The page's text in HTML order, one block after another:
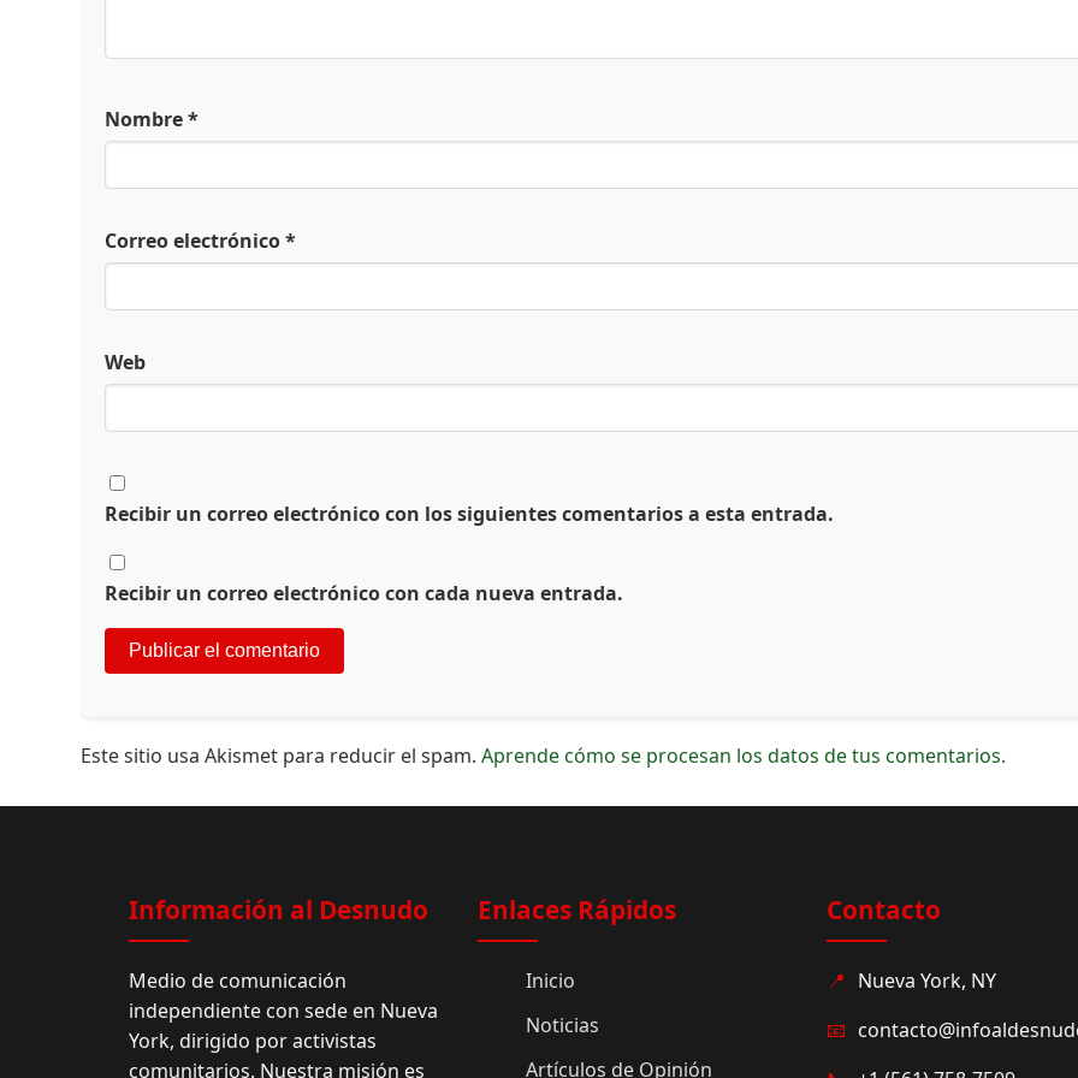
Nombre*
Correo electrónico*
Web
Recibir un correo electrónico con los siguientes comentarios a esta entrada.
Recibir un correo electrónico con cada nueva entrada.
Este sitio usa Akismet para reducir el spam.Aprende cómo se procesan los datos de tus comentarios.
Información al Desnudo
Medio de comunicación
independiente con sede en Nueva
York, dirigido por activistas
comunitarios. Nuestra misión es
Enlaces Rápidos
Inicio
Noticias
Artículos de Opinión
Contacto
📍 Nueva York, NY
📧